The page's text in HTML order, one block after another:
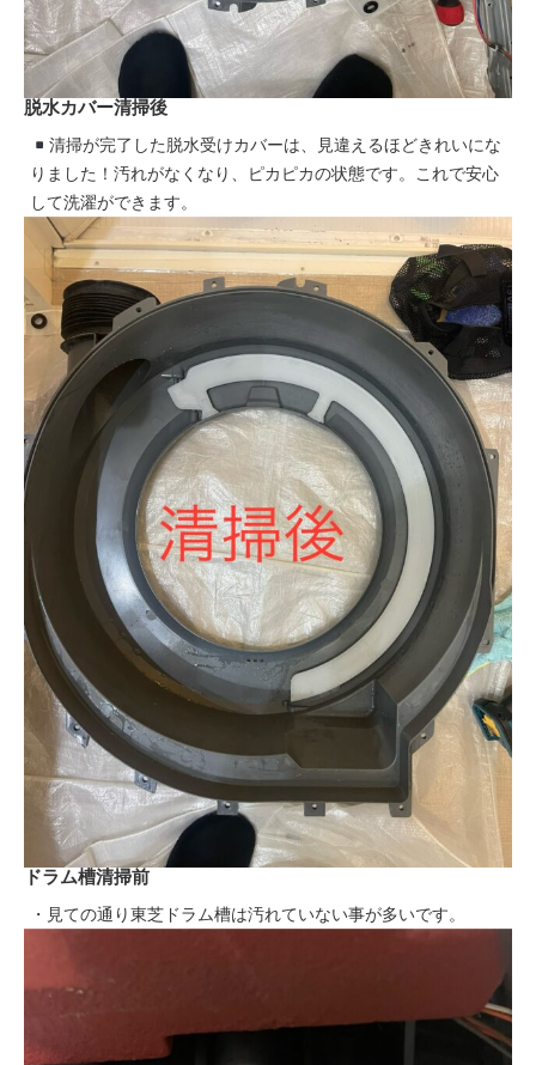
脱水カバー清掃後
清掃が完了した脱水受けカバーは、見違えるほどきれいにな
りました！汚れがなくなり、ピカピカの状態です。これで安心
して洗濯ができます。
ドラム槽清掃前
・見ての通り東芝ドラム槽は汚れていない事が多いです。